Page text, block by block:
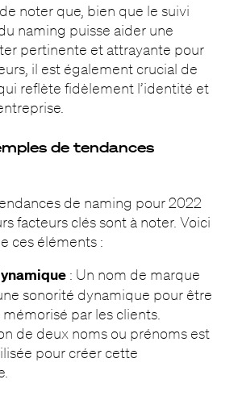
noter que, bien que le suivi
naming puisse aider une
pertinente et attrayante pour
il est également crucial de
reflète fidèlement l’identité et
de tendances
de naming pour 2022
facteurs clés sont à noter. Voici
ces éléments :
: Un nom de marque
sonorité dynamique pour être
par les clients.
de deux noms ou prénoms est
pour créer cette